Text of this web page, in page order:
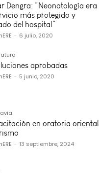
Dengra: “Neonatología era
más protegido y
del hospital”
- 6 julio, 2020
aprobadas
- 5 junio, 2020
en oratoria oriental
- 13 septiembre, 2024